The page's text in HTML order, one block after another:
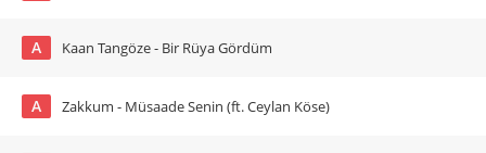
A Kaan Tangöze - Bir Rüya Gördüm
A Zakkum - Müsaade Senin (ft. Ceylan Köse)